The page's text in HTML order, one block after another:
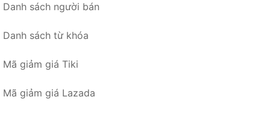
Danh sách người bán
Danh sách từ khóa
Mã giảm giá Tiki
Mã giảm giá Lazada